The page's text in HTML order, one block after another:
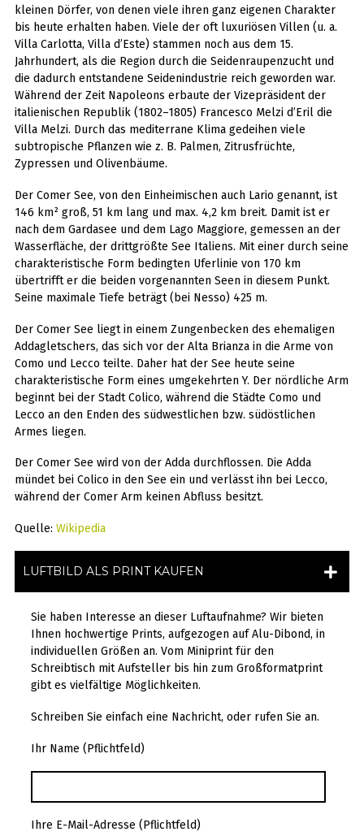
kleinen Dörfer, von denen viele ihren ganz eigenen Charakter
bis heute erhalten haben. Viele der oft luxuriösen Villen (u. a.
Villa Carlotta, Villa d’Este) stammen noch aus dem 15.
Jahrhundert, als die Region durch die Seidenraupenzucht und
die dadurch entstandene Seidenindustrie reich geworden war.
Während der Zeit Napoleons erbaute der Vizepräsident der
italienischen Republik (1802–1805) Francesco Melzi d’Eril die
Villa Melzi. Durch das mediterrane Klima gedeihen viele
subtropische Pflanzen wie z. B. Palmen, Zitrusfrüchte,
Zypressen und Olivenbäume.
Der Comer See, von den Einheimischen auch Lario genannt, ist
146 km² groß, 51 km lang und max. 4,2 km breit. Damit ist er
nach dem Gardasee und dem Lago Maggiore, gemessen an der
Wasserfläche, der drittgrößte See Italiens. Mit einer durch seine
charakteristische Form bedingten Uferlinie von 170 km
übertrifft er die beiden vorgenannten Seen in diesem Punkt.
Seine maximale Tiefe beträgt (bei Nesso) 425 m.
Der Comer See liegt in einem Zungenbecken des ehemaligen
Addagletschers, das sich vor der Alta Brianza in die Arme von
Como und Lecco teilte. Daher hat der See heute seine
charakteristische Form eines umgekehrten Y. Der nördliche Arm
beginnt bei der Stadt Colico, während die Städte Como und
Lecco an den Enden des südwestlichen bzw. südöstlichen
Armes liegen.
Der Comer See wird von der Adda durchflossen. Die Adda
mündet bei Colico in den See ein und verlässt ihn bei Lecco,
während der Comer Arm keinen Abfluss besitzt.
Quelle: Wikipedia
LUFTBILD ALS PRINT KAUFEN
Sie haben Interesse an dieser Luftaufnahme? Wir bieten
Ihnen hochwertige Prints, aufgezogen auf Alu-Dibond, in
individuellen Größen an. Vom Miniprint für den
Schreibtisch mit Aufsteller bis hin zum Großformatprint
gibt es vielfältige Möglichkeiten.
Schreiben Sie einfach eine Nachricht, oder rufen Sie an.
Ihr Name (Pflichtfeld)
Ihre E-Mail-Adresse (Pflichtfeld)